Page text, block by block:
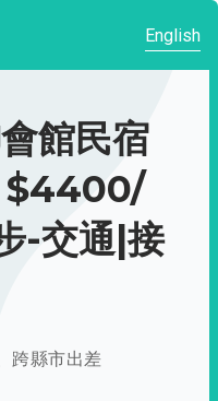
English
館民宿
$4400/
-交通|接
跨縣市出差